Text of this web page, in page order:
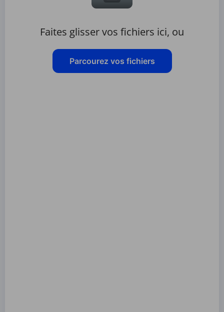
Faites glisser vos fichiers ici, ou
Parcourez vos fichiers